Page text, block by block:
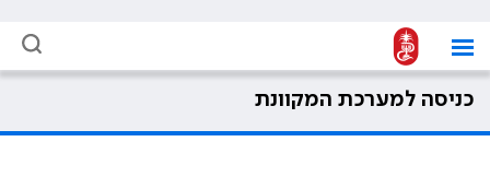
כניסה למערכת המקוונת